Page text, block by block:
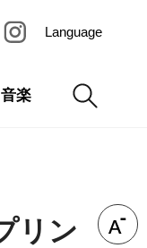
Language
楽
リン